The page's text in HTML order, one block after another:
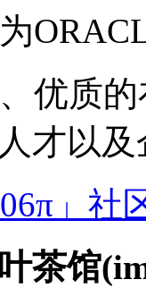
优质
才以
」社
茶馆